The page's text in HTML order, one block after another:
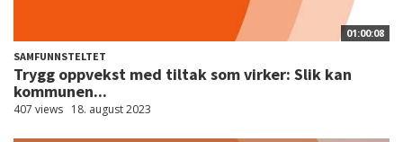
01:00:08
SAMFUNNSTELTET
Trygg oppvekst med tiltak som virker: Slik kan
kommunen...
407 views 18. august 2023